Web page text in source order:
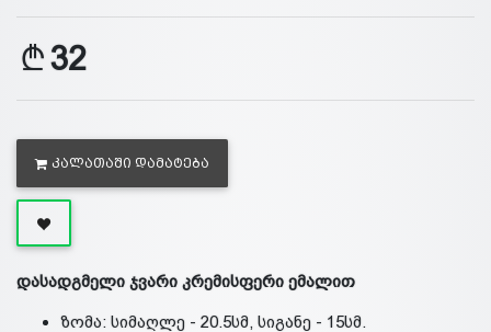
32
ᲙᲐᲚᲐᲗᲐᲨᲘ ᲓᲐᲛᲐᲢᲔᲑᲐ
დასადგმელი ჯვარი კრემისფერი ემალით
ზომა: სიმაღლე - 20.5სმ, სიგანე - 15სმ.